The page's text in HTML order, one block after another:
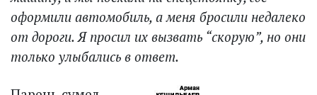
оформили автомобиль, а меня бросили недалеко
от дороги. Я просил их вызвать “скорую”, но они
только улыбались в ответ.